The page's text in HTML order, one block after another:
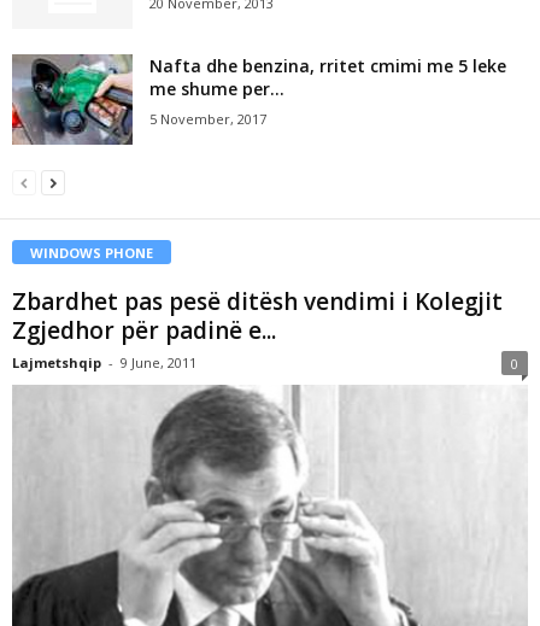
Nafta dhe benzina, rritet cmimi me 5 leke
me shume per...
5 November, 2017
WINDOWS PHONE
Zbardhet pas pesë ditësh vendimi i Kolegjit
Zgjedhor për padinë e...
Lajmetshqip - 9 June, 2011 0